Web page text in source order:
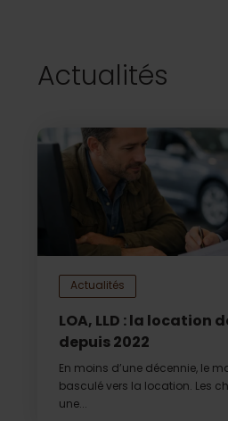
Actualités
Actualités
LOA, LLD : la location
depuis 2022
En moins d’une décennie, le
basculé vers la location. Les
une...